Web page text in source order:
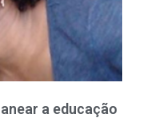
a educação